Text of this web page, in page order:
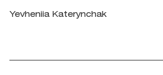
Yevheniia Katerynchak